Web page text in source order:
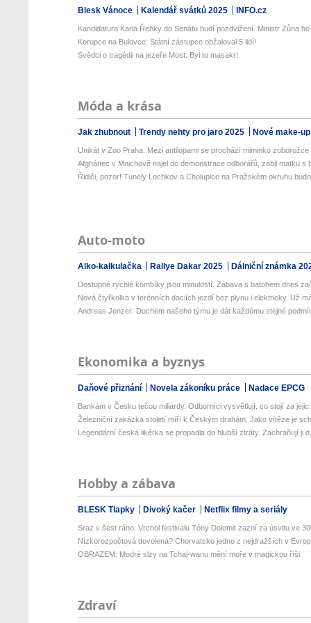
Blesk Vánoce Kalendář svátků 2025 INFO.cz
Kandidatura Karla Řehky do Senátu budí pozdvižení. Ministr Zůna
Korupce na Bulovce: Státní zástupce obžaloval 5 lidí!
Svědci o tragédii na jezeře Most: Byl to masakr!
Móda a krása
Jak zhubnout Trendy nehty pro jaro 2025 Nové make-
Unikát v Zoo Praha: Mezi antilopami se prochází miminko zoborožce
Afghánec v Mnichově najel do demonstrace odborářů, zabil matku s
Řidiči, pozor! Tunely Lochkov a Cholupice na Pražském okruhu
Auto-moto
Alko-kalkulačka Rallye Dakar 2025 Dálniční známka
Dostupné rychlé kombíky jsou minulostí. Zábava s batohem dnes
Nová čtyřkolka v terénních daciích jezdí bez plynu i elektricky. Už
Andreas Jenzer: Duchem našeho týmu je dát každému stejné
Ekonomika a byznys
Daňové přiznání Novela zákoníku práce Nadace EPCG
Bankám v Česku tečou miliardy. Odborníci vysvětlují, co stojí za
Železniční zakázka století míří k Českým drahám. Jako vítěze je
Legendární česká likérka se propadla do hlubší ztráty. Zachraňují ji
Hobby a zábava
BLESK Tlapky Divoký kačer Netflix filmy a seriály
Sraz v šest ráno. Vrchol festivalu Tóny Dolomit zazní za úsvitu ve
Nízkorozpočtová dovolená? Chorvatsko jedno z nejdražších v
OBRAZEM: Modré slzy na Tchaj-wanu mění moře v magickou říši
Zdraví